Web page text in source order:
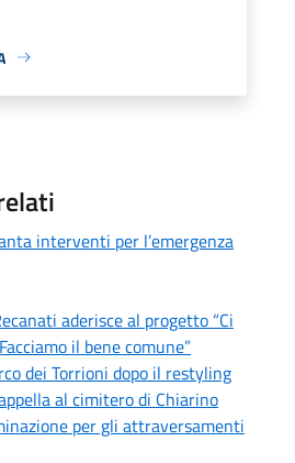
interventi per l’emergenza
aderisce al progetto “Ci
il bene comune”
dei Torrioni dopo il restyling
al cimitero di Chiarino
per gli attraversamenti